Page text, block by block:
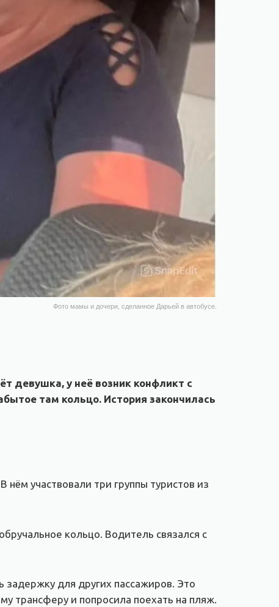
Фото мамы и дочери, сделанное Дарьей в автобусе.
девушка, у неё возник конфликт с
там кольцо. История закончилась
участвовали три группы туристов из
кольцо. Водитель связался с
для других пассажиров. Это
трансферу и попросила поехать на пляж.